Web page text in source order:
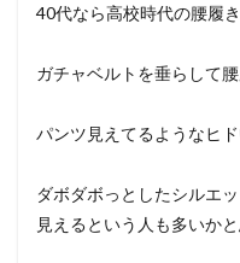
40代なら高校時代の腰履
ガチャベルトを垂らして
パンツ見えてるようなヒ
ダボダボっとしたシルエ
見えるという人も多いかと